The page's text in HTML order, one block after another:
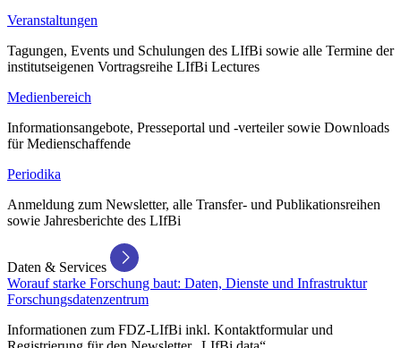
Veranstaltungen
Tagungen, Events und Schulungen des LIfBi sowie alle Termine der
institutseigenen Vortragsreihe LIfBi Lectures
Medienbereich
Informationsangebote, Presseportal und -verteiler sowie Downloads
für Medienschaffende
Periodika
Anmeldung zum Newsletter, alle Transfer- und Publikationsreihen
sowie Jahresberichte des LIfBi
Daten & Services
Worauf starke Forschung baut: Daten, Dienste und Infrastruktur
Forschungsdatenzentrum
Informationen zum FDZ-LIfBi inkl. Kontaktformular und